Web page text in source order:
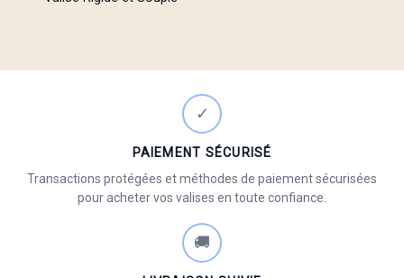
✓
PAIEMENT SÉCURISÉ
Transactions protégées et méthodes de paiement sécurisées
pour acheter vos valises en toute confiance.
🚚